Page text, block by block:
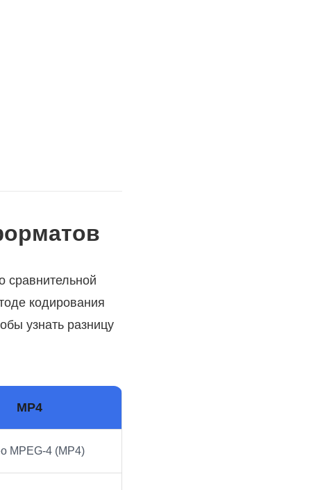
сравнительной
кодирования
узнать разницу
MP4
MPEG-4 (MP4)